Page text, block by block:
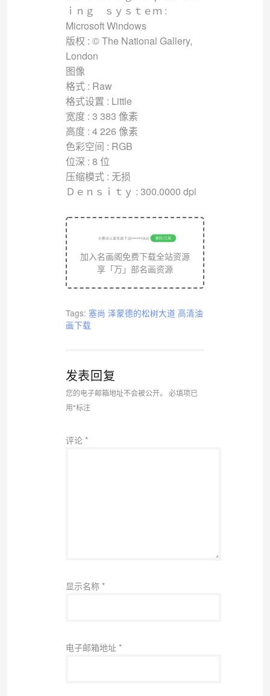
ｉｎｇ ｓｙｓｔｅｍ :
Microsoft Windows
版权 : © The National Gallery,
London
图像
格式 : Raw
格式设置 : Little
宽度 : 3 383 像素
高度 : 4 226 像素
色彩空间 : RGB
位深 : 8 位
压缩模式 : 无损
Ｄｅｎｓｉｔｙ : 300.0000 dpi
加入名画阁免费下载全站资源
享「万」部名画资源
Tags: 塞尚 泽蒙德的松树大道 高清油
画下载
发表回复
您的电子邮箱地址不会被公开。
必填项已
用*标注
评论 *
显示名称 *
电子邮箱地址 *